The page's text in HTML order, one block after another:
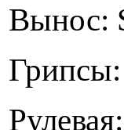
Вынос: